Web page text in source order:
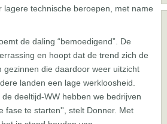
technische beroepen, met name
de daling “bemoedigend”. De
en hoopt dat de trend zich de
gezinnen die daardoor weer uitzicht
landen een lage werkloosheid.
deeltijd-WW hebben we bedrijven
fase te starten'', stelt Donner. Met